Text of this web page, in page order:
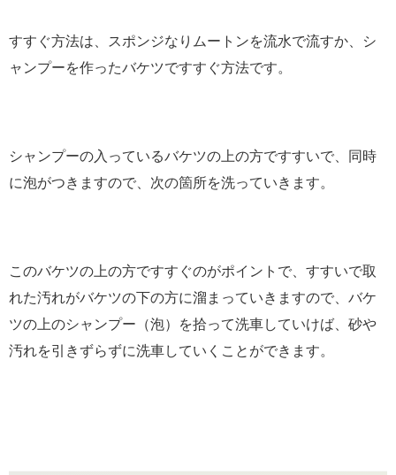
すすぐ方法は、スポンジなりムートンを流水で流すか、シ
ャンプーを作ったバケツですすぐ方法です。
シャンプーの入っているバケツの上の方ですすいで、同時
に泡がつきますので、次の箇所を洗っていきます。
このバケツの上の方ですすぐのがポイントで、すすいで取
れた汚れがバケツの下の方に溜まっていきますので、バケ
ツの上のシャンプー（泡）を拾って洗車していけば、砂や
汚れを引きずらずに洗車していくことができます。